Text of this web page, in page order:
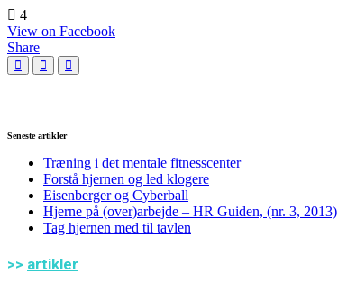
4
View on Facebook
Share
Seneste artikler
Træning i det mentale fitnesscenter
Forstå hjernen og led klogere
Eisenberger og Cyberball
Hjerne på (over)arbejde – HR Guiden, (nr. 3, 2013)
Tag hjernen med til tavlen
>> artikler